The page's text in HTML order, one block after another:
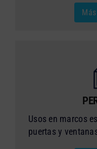
Usos en marcos
puertas y